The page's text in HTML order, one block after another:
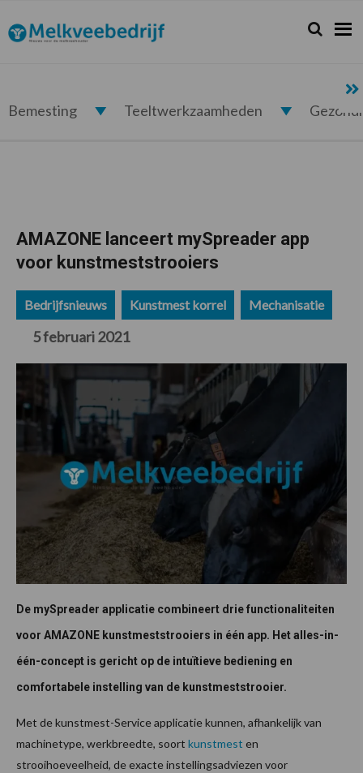
de
hoofdnavigatie
de
hoofd
de
eerste
de
voettekst
Melkveebedrijf.nl Zoeken...
Zoek
Bemesting Teeltwerkzaamheden
AMAZONE lanceert mySpreader app
voor kunstmeststrooiers
Bedrijfsnieuws Kunstmest korrel Mechanisatie
5 februari 2021
De mySpreader applicatie combineert drie functionaliteiten
voor AMAZONE kunstmeststrooiers in één app. Het alles-in-
één-concept is gericht op de intuïtieve bediening en
comfortabele instelling van de kunstmeststrooier.
Met de kunstmest-Service applicatie kunnen, afhankelijk van
machinetype, werkbreedte, soort kunstmest en
strooihoeveelheid, de exacte instellingsadviezen voor